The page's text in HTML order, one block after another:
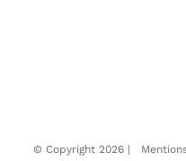
© Copyright 2026 |